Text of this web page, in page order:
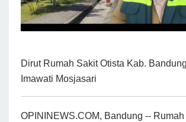
Dirut Rumah Sakit Otista Kab.
Imawati Mosjasari
OPININEWS.COM, Bandung --